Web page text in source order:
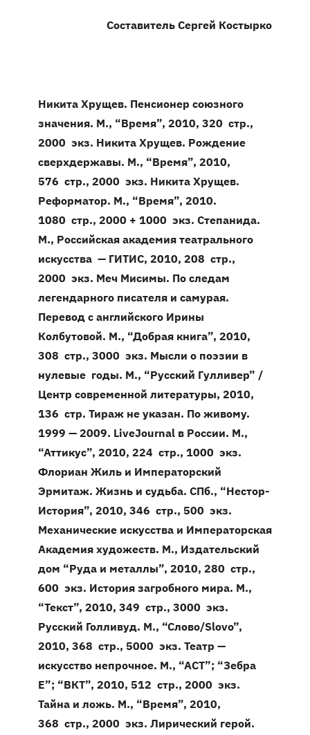
Составитель Сергей Костырко
Никита Хрущев. Пенсионер союзного
значения. М., “Время”, 2010, 320 стр.,
2000 экз. Никита Хрущев. Рождение
сверхдержавы. М., “Время”, 2010,
576 стр., 2000 экз. Никита Хрущев.
Реформатор. М., “Время”, 2010.
1080 стр., 2000 + 1000 экз. Степанида.
М., Российская академия театрального
искусства — ГИТИС, 2010, 208 стр.,
2000 экз. Меч Мисимы. По следам
легендарного писателя и самурая.
Перевод с английского Ирины
Колбутовой. М., “Добрая книга”, 2010,
308 стр., 3000 экз. Мысли о поэзии в
нулевые годы. М., “Русский Гулливер” /
Центр современной литературы, 2010,
136 стр. Тираж не указан. По живому.
1999 — 2009. LiveJournal в России. М.,
“Аттикус”, 2010, 224 стр., 1000 экз.
Флориан Жиль и Императорский
Эрмитаж. Жизнь и судьба. СПб., “Нестор-
История”, 2010, 346 стр., 500 экз.
Механические искусства и Императорская
Академия художеств. М., Издательский
дом “Руда и металлы”, 2010, 280 стр.,
600 экз. История загробного мира. М.,
“Текст”, 2010, 349 стр., 3000 экз.
Русский Голливуд. М., “Слово/Slovo”,
2010, 368 стр., 5000 экз. Театр —
искусство непрочное. М., “АСТ”; “Зебра
Е”; “ВКТ”, 2010, 512 стр., 2000 экз.
Тайна и ложь. М., “Время”, 2010,
368 стр., 2000 экз. Лирический герой.